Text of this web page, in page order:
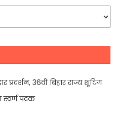
36वीं बिहार राज्य शूटिंग
स्वर्ण पदक